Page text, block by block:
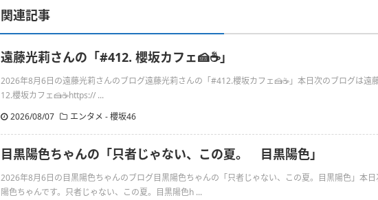
関連記事
遠藤光莉さんの「#412. 櫻坂カフェ🍰☕️」
2026年8月6日の遠藤光莉さんのブログ遠藤光莉さんの「#412.櫻坂カフェ🍰☕️」本日次のブログは遠
12.櫻坂カフェ🍰☕️https:// ...
2026/08/07
エンタメ - 櫻坂46
目黒陽色ちゃんの「只者じゃない、この夏。 目黒陽色」
2026年8月6日の目黒陽色ちゃんのブログ目黒陽色ちゃんの「只者じゃない、この夏。目黒陽色」本
陽色ちゃんです。只者じゃない、この夏。目黒陽色h ...